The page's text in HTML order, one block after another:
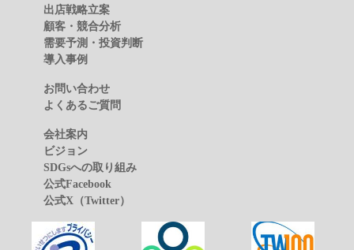
出店戦略立案
顧客・競合分析
需要予測・投資判断
導入事例
お問い合わせ
よくあるご質問
会社案内
ビジョン
SDGsへの取り組み
公式Facebook
公式X（Twitter）